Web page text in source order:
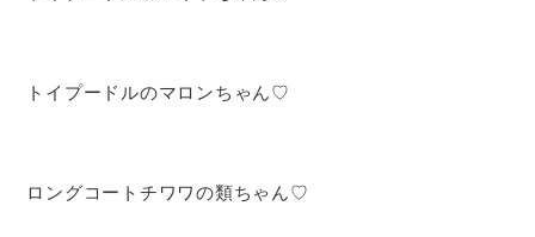
トイプードルのマロンちゃん♡
ロングコートチワワの類ちゃん♡